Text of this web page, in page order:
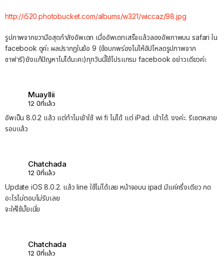
http://i520.photobucket.com/albums/w321/wiccaz/98.jpg
รูปภาพจากขวามือสุดกำลังอัพเดท เมื่ออัพเดทเสร็จแล้วลองอัพภาพบน safari ใน
facebook ดูค่ะ ผลปรากฏในข้อ 9 (ข้อบกพร่องไม่ให้อัปโหลดรูปภาพจาก
ซาฟารี)ยังแก้ปัญหาไม่ได้นะคะ)ทุกวันนี้ใช้โปรแกรม facebook อย่าวเดียวค่ะ
Muayllii
12 ปีที่แล้ว
อัพเป็น 8.0.2 แล้ว แต่ทำไมเข้าใช้ wi fi ไม่ได้ แต่ iPad. เข้าได้. งงค่ะ. รีเซตหลาย
รอบแล้ว
Chatchada
12 ปีที่แล้ว
Update iOS 8.0.2. แล้ว line ใช้ไม่ได้เลย หน้าจอบน ipad มีแค่ครึ่งเดียว กด
อะไรไม่ตอบไม่รับเลย
จะให้ใช้มั้ยเนี่ย
Chatchada
12 ปีที่แล้ว